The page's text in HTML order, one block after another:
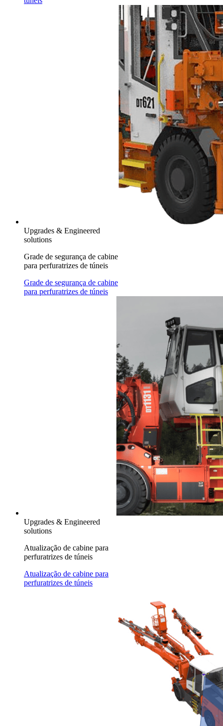
Upgrades & Engineered
solutions
Grade de segurança de cabine
para perfuratrizes de túneis
Grade de segurança de cabine
para perfuratrizes de túneis
Upgrades & Engineered
solutions
Atualização de cabine para
perfuratrizes de túneis
Atualização de cabine para
perfuratrizes de túneis